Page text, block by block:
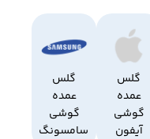
گلس
عمده
گوشی
آیفون
گلس
عمده
گوشی
سامسونگ